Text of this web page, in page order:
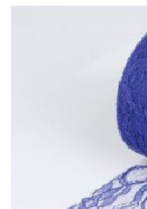
15 cm ** Vendu au